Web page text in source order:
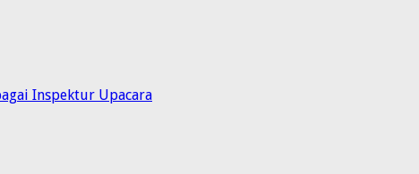
Inspektur Upacara